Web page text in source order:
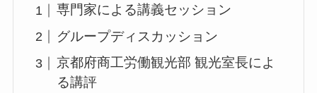
専門家による講義セッション
グループディスカッション
京都府商工労働観光部 観光室長によ
る講評